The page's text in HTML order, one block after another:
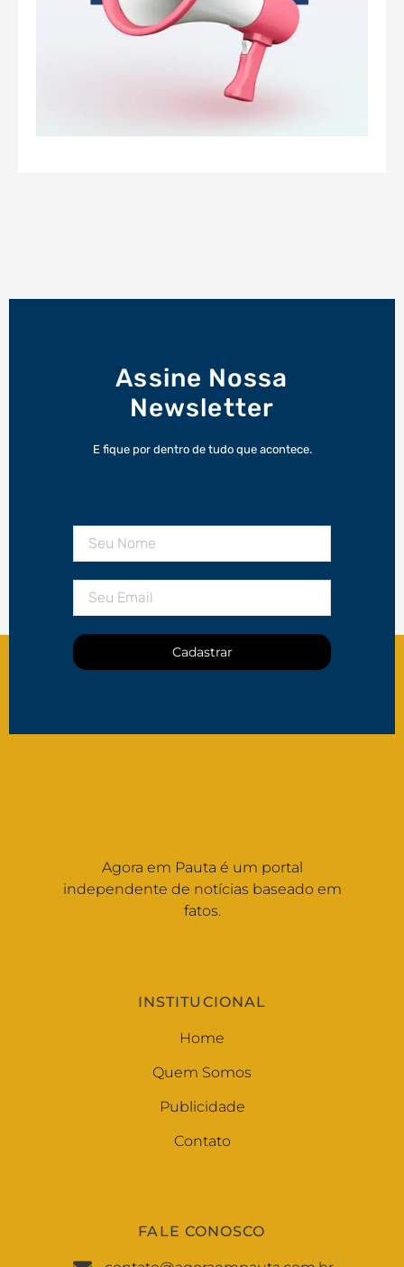
Assine Nossa
Newsletter
E fique por dentro de tudo que acontece.
Cadastrar
Agora em Pauta é um portal
independente de notícias baseado em
fatos.
INSTITUCIONAL
Home
Quem Somos
Publicidade
Contato
FALE CONOSCO